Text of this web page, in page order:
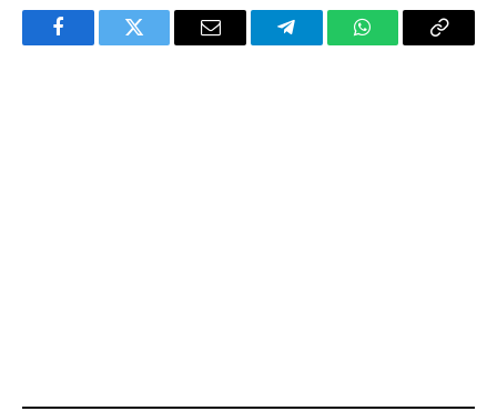
FacebookTwitter Email TelegramWhatsAppCopy